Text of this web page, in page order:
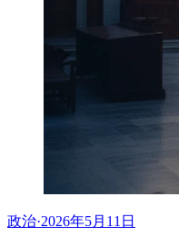
政治·2026年5月11日